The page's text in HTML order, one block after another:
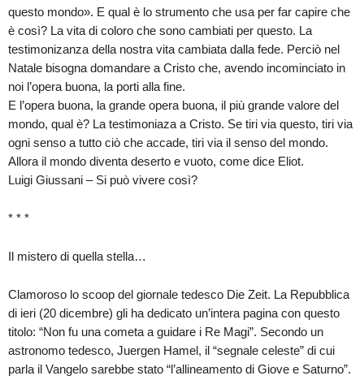
questo mondo». E qual è lo strumento che usa per far capire che
è così? La vita di coloro che sono cambiati per questo. La
testimonizanza della nostra vita cambiata dalla fede. Perciò nel
Natale bisogna domandare a Cristo che, avendo incominciato in
noi l’opera buona, la porti alla fine.
E l’opera buona, la grande opera buona, il più grande valore del
mondo, qual è? La testimoniaza a Cristo. Se tiri via questo, tiri via
ogni senso a tutto ciò che accade, tiri via il senso del mondo.
Allora il mondo diventa deserto e vuoto, come dice Eliot.
Luigi Giussani – Si può vivere così?
* * *
Il mistero di quella stella…
Clamoroso lo scoop del giornale tedesco Die Zeit. La Repubblica
di ieri (20 dicembre) gli ha dedicato un’intera pagina con questo
titolo: “Non fu una cometa a guidare i Re Magi”. Secondo un
astronomo tedesco, Juergen Hamel, il “segnale celeste” di cui
parla il Vangelo sarebbe stato “l’allineamento di Giove e Saturno”.